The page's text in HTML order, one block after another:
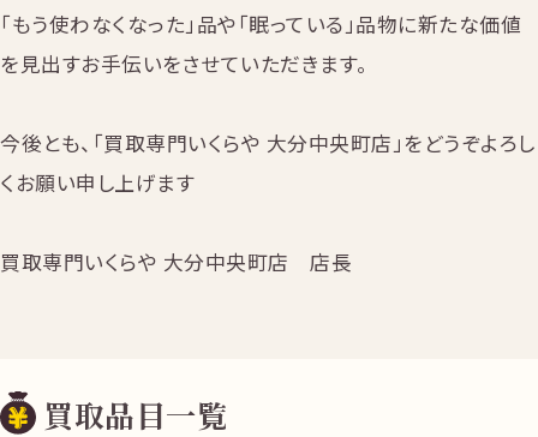
「もう使わなくなった」品や「眠っている」品物に新たな価値
を見出すお手伝いをさせていただきます。
今後とも、「買取専門いくらや 大分中央町店」をどうぞよろし
くお願い申し上げます
買取専門いくらや 大分中央町店 店長
買取品目一覧